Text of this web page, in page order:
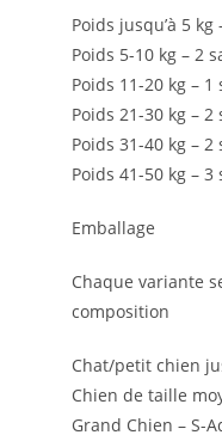
Poids jusqu’à 5
Poids 5-10 kg – 2
Poids 11-20 kg –
Poids 21-30 kg –
Poids 31-40 kg –
Poids 41-50 kg –
Emballage
Chaque variante
composition
Chat/petit chien
Chien de taille
Grand Chien – S-